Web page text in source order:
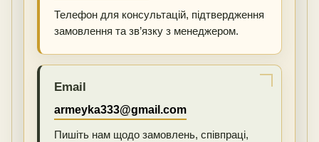
Телефон для консультацій, підтвердження
замовлення та зв’язку з менеджером.
Email
armeyka333@gmail.com
Пишіть нам щодо замовлень, співпраці,